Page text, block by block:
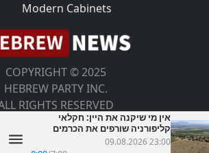
Modern Cabinets
COPYRIGHT © 2025
HEBREW PARTY INC.
RIGHTS RESERVED
אין מי שיקנה את היין: חקלאי
קליפורניה שורפים את הכרמים
שלהם
09.08.2026 23:00